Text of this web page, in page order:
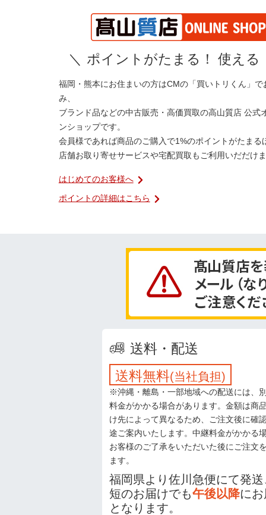
＼ ポイントがたまる！ 使える
福岡・熊本にお住まいの方はCMの「買いトリくん」で
み、
ブランド品などの中古販売・高価買取の高山質店 公式
ンショップです。
会員様であれば商品のご購入で1%のポイントがたまる
店舗お取り寄せサービスや宅配買取もご利用いだだけ
はじめてのお客様へ
ポイントの詳細はこちら
送料・配送
送料無料(当社負担)
※沖縄・離島・一部地域への配送には、
料金がかかる場合があります。金額は商
け先によって異なるため、ご注文後に確
途ご案内いたします。中継料金がかかる
お客様のご了承をいただいた後にご注文
ます。
福岡県より佐川急便にて発
短のお届けでも午後以降に
となります。